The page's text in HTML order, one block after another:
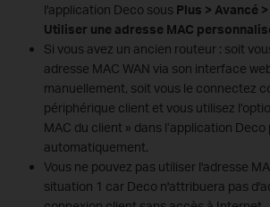
l'application Deco sous Plus > Avancé
Utiliser une adresse MAC
Si vous avez un ancien routeur : soit
adresse MAC WAN via son interface
manuellement, soit vous le connectez
périphérique client et vous utilisez
MAC du client » dans l’application
automatiquement.
Vous ne pouvez pas utiliser l'adresse
situation 1 car Deco n'attribuera pas